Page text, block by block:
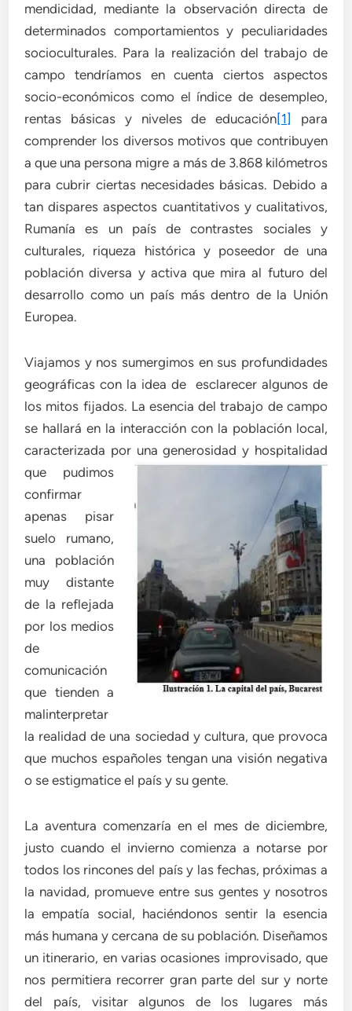
mendicidad, mediante la observación directa de
determinados comportamientos y peculiaridades
socioculturales. Para la realización del trabajo de
campo tendríamos en cuenta ciertos aspectos
socio-económicos como el índice de desempleo,
rentas básicas y niveles de educación[1]
para
comprender los diversos motivos que contribuyen
a que una persona migre a más de 3.868 kilómetros
para cubrir ciertas necesidades básicas. Debido a
tan dispares aspectos cuantitativos y cualitativos,
Rumanía es un país de contrastes sociales y
culturales, riqueza histórica y poseedor de una
población diversa y activa que mira al futuro del
desarrollo como un país más dentro de la Unión
Europea.
Viajamos y nos sumergimos en sus profundidades
geográficas con la idea de esclarecer algunos de
los mitos fijados. La esencia del trabajo de campo
se hallará en la interacción con la población local,
caracterizada por una generosidad y hospitalidad
que pudimos
confirmar
apenas pisar
suelo rumano,
una población
muy distante
de la reflejada
por los medios
de
comunicación
que tienden a
malinterpretar
la realidad de una sociedad y cultura, que provoca
que muchos españoles tengan una visión negativa
o se estigmatice el país y su gente.
La aventura comenzaría en el mes de diciembre,
justo cuando el invierno comienza a notarse por
todos los rincones del país y las fechas, próximas a
la navidad, promueve entre sus gentes y nosotros
la empatía social, haciéndonos sentir la esencia
más humana y cercana de su población. Diseñamos
un itinerario, en varias ocasiones improvisado, que
nos permitiera recorrer gran parte del sur y norte
del país, visitar algunos de los lugares más